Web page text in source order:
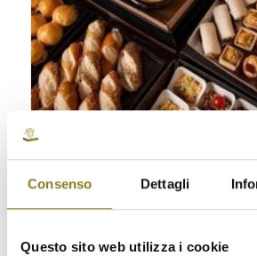
Consenso Dettagli
Questo sito web utilizza i cookie
€259,00
Seleziona opzioni